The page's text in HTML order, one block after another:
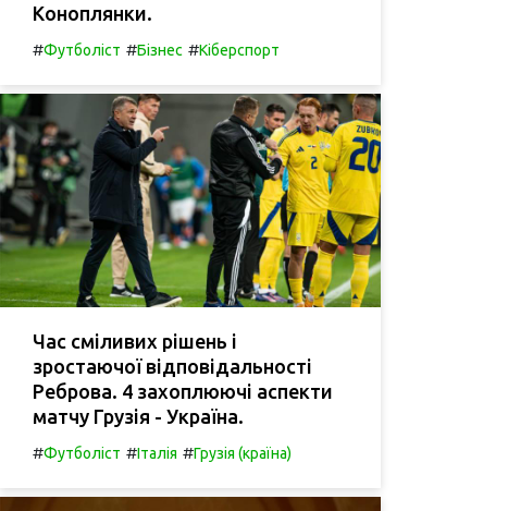
Коноплянки.
#Футболіст #Бізнес #Кіберспорт
Час сміливих рішень і
зростаючої відповідальності
Реброва. 4 захоплюючі аспекти
матчу Грузія - Україна.
#Футболіст #Італія #Грузія (країна)